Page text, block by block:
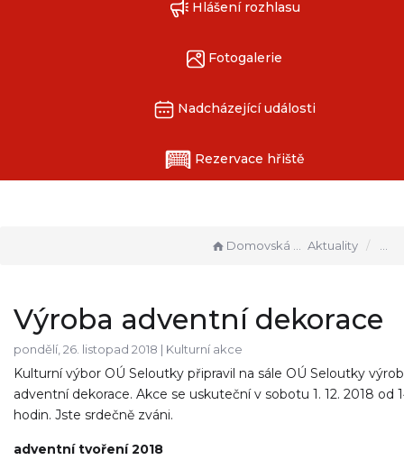
Hlášení rozhlasu
Fotogalerie
Nadcházející události
Rezervace hřiště
Domovská stránka Aktuality
Výroba adventní dekorace
pondělí, 26. listopad 2018 | Kulturní akce
Kulturní výbor OÚ Seloutky připravil na sále OÚ Seloutky
adventní dekorace. Akce se uskuteční v sobotu 1. 12. 2018 od
hodin. Jste srdečně zváni.
adventní tvoření 2018